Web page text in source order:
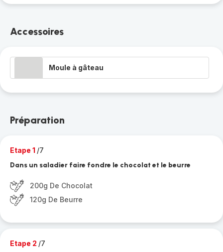
Accessoires
Moule à gâteau
Préparation
Etape 1 /7
Dans un saladier faire fondre le chocolat et le beurre
200g De Chocolat
120g De Beurre
Etape 2 /7